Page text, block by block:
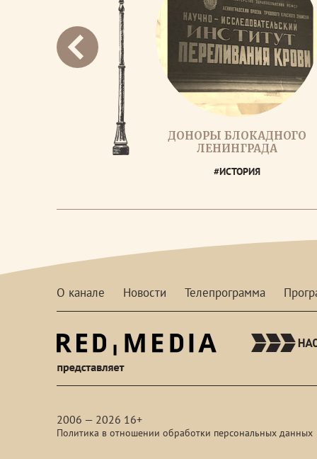
ДОНОРЫ БЛОКАДНОГО
ЛЕНИНГРАДА
#ИСТОРИЯ
О канале Новости Телепрограмма
2006 — 2026 16+
Политика в отношении обработки персональных данных